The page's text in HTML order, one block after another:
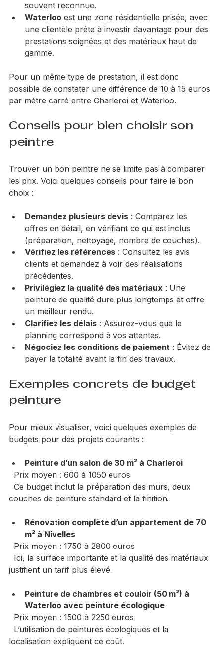
y sont modérés, avec une qualité de service
souvent reconnue.
Waterloo est une zone résidentielle prisée, avec
une clientèle prête à investir davantage pour des
prestations soignées et des matériaux haut de
Pour un même type de prestation, il est donc
possible de constater une différence de 10 à 15 euros
Conseils pour bien choisir son
Trouver un bon peintre ne se limite pas à comparer
les prix. Voici quelques conseils pour faire le bon
Demandez plusieurs devis : Comparez les
offres en détail, en vérifiant ce qui est inclus
(préparation, nettoyage, nombre de couches).
Vérifiez les références : Consultez les avis
clients et demandez à voir des réalisations
précédentes.
Privilégiez la qualité des matériaux : Une
peinture de qualité dure plus longtemps et offre
un meilleur rendu.
Clarifiez les délais : Assurez-vous que le
planning correspond à vos attentes.
Négociez les conditions de paiement : Évitez de
Exemples concrets de budget
Pour mieux visualiser, voici quelques exemples de
Peinture d’un salon de 30 m² à Charleroi
  Prix moyen : 600 à 1050 euros
  Ce budget inclut la préparation des murs, deux
Rénovation complète d’un appartement de 70
m² à Nivelles
  Prix moyen : 1750 à 2800 euros
  Ici, la surface importante et la qualité des matériaux
Peinture de chambres et couloir (50 m²) à
Waterloo avec peinture écologique
  Prix moyen : 1500 à 2250 euros
  L’utilisation de peintures écologiques et la